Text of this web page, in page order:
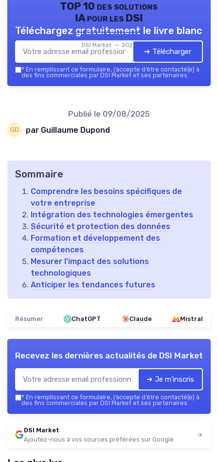
TOP 10 des solutions
IA pour les DSI
DSI Market — 2026
Téléchargez gratuitement le livre blanc
➔ Télécharger
* En remplissant ce formulaire, j’accepte d’être contacté(e) à
des fins commerciales par DSI Market et ses partenaires.
Publié le 09/08/2025
par Guillaume Dupond
Sommaire
Comprendre les besoins spécifiques de
votre entreprise
Intégration des technologies émergentes
Sécurité et protection des données
Formation et développement des
compétences
Mesurer l'impact des solutions
technologiques
Anticiper les tendances futures
Résumer ChatGPT Claude Mistral
Recevez les dernières actualités de DSI Market
➔ Je m'inscris
* En remplissant ce formulaire, j’accepte d’être contacté(e) à
des fins commerciales par DSI Market et ses partenaires.
DSI Market
Ajoutez-nous à vos sources préférées sur Google